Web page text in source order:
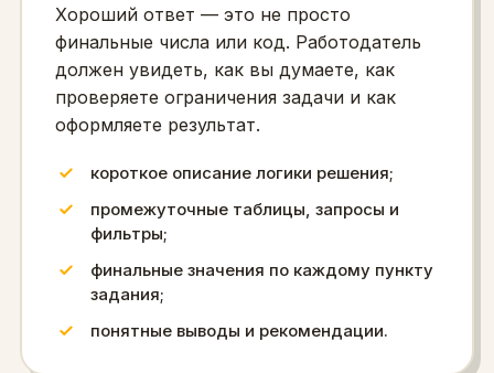
Хороший ответ — это не просто
финальные числа или код. Работодатель
должен увидеть, как вы думаете, как
проверяете ограничения задачи и как
оформляете результат.
короткое описание логики решения;
промежуточные таблицы, запросы и
фильтры;
финальные значения по каждому пункту
задания;
понятные выводы и рекомендации.